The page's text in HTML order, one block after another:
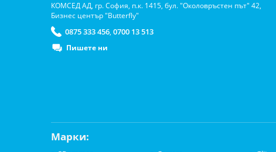
КОМСЕД АД, гр. София, п.к. 1415, бул. "Околовръстен път" 42,
Бизнес център "Butterfly"
0875 333 456, 0700 13 513
Пишете ни
Марки: